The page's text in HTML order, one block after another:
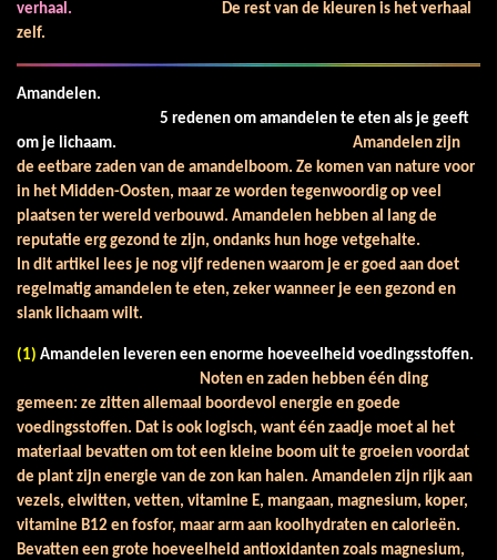
verhaal.
De rest van de kleuren is het verhaal
zelf.
Amandelen.
5 redenen om amandelen te eten als je geeft
om je lichaam.
Amandelen zijn
de eetbare zaden van de amandelboom. Ze komen van nature voor
in het Midden-Oosten, maar ze worden tegenwoordig op veel
plaatsen ter wereld verbouwd. Amandelen hebben al lang de
reputatie erg gezond te zijn, ondanks hun hoge vetgehalte.
In dit artikel lees je nog vijf redenen waarom je er goed aan doet
regelmatig amandelen te eten, zeker wanneer je een gezond en
slank lichaam wilt.
(1) Amandelen leveren een enorme hoeveelheid voedingsstoffen.
Noten en zaden hebben één ding
gemeen: ze zitten allemaal boordevol energie en goede
voedingsstoffen. Dat is ook logisch, want één zaadje moet al het
materiaal bevatten om tot een kleine boom uit te groeien voordat
de plant zijn energie van de zon kan halen. Amandelen zijn rijk aan
vezels, eiwitten, vetten, vitamine E, mangaan, magnesium, koper,
vitamine B12 en fosfor, maar arm aan koolhydraten en calorieën.
Bevatten een grote hoeveelheid antioxidanten zoals magnesium,